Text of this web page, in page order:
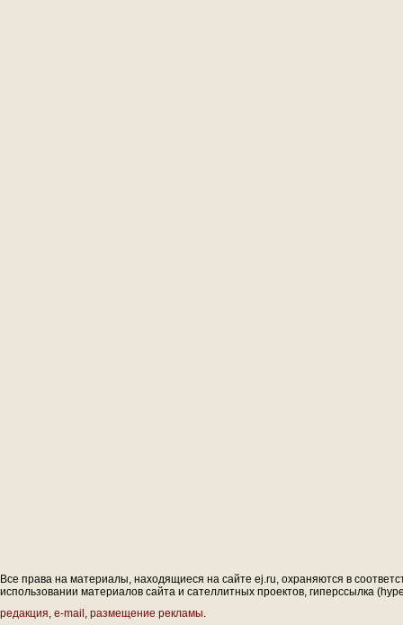
Все права на материалы, находящиеся на сайте ej.ru, охраняются в
использовании материалов сайта и сателлитных проектов, гиперссылка
редакция, e-mail , размещение рекламы.